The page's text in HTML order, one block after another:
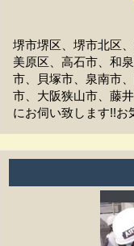
家の周囲に荷物
洗濯物は干せます
工事前の近隣へ
お支払方法は現金
アフターフォロ
養生ビニールが
ン等は普通に使えま
堺市堺区、堺市北区
美原区、高石市、和
市、貝塚市、泉南市
市、大阪狭山市、藤
にお伺い致します!!お